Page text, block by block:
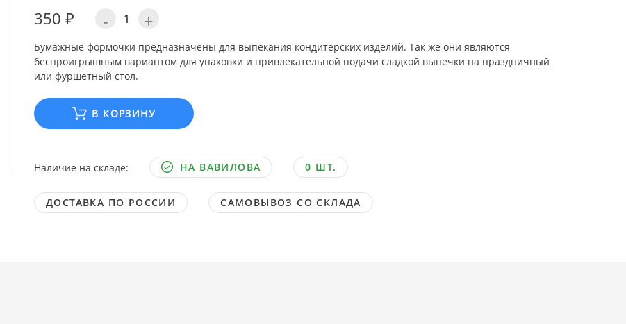
350 ₽ - +
Бумажные формочки предназначены для выпекания кондитерских изделий. Так же они являются
беспроигрышным вариантом для упаковки и привлекательной подачи сладкой выпечки на праздничный
или фуршетный стол.
В КОРЗИНУ
Наличие на складе: НА ВАВИЛОВА 0 ШТ.
ДОСТАВКА ПО РОССИИ САМОВЫВОЗ СО СКЛАДА